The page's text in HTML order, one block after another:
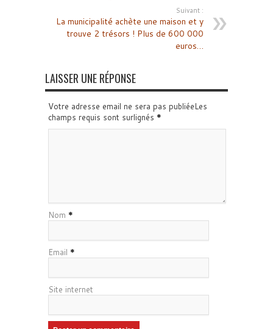
Suivant :
La municipalité achète une maison et y
trouve 2 trésors ! Plus de 600 000
euros…
LAISSER UNE RÉPONSE
Votre adresse email ne sera pas publiéeLes
champs requis sont surlignés *
Nom *
Email *
Site internet